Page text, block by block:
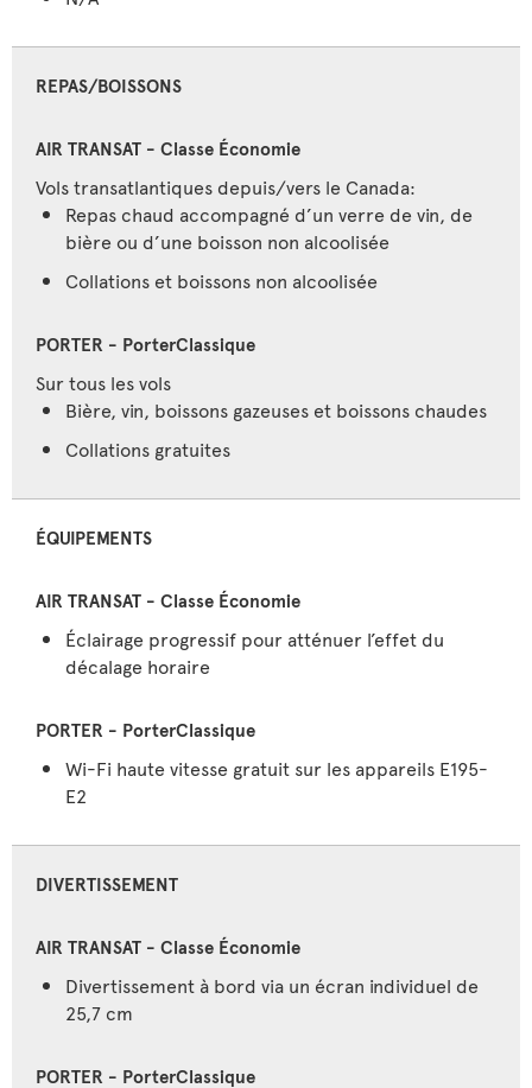
REPAS/BOISSONS
Vols transatlantiques depuis/vers le Canada:
Repas chaud accompagné d’un verre de vin, de
bière ou d’une boisson non alcoolisée
Collations et boissons non alcoolisée
Sur tous les vols
Bière, vin, boissons gazeuses et boissons chaudes
Collations gratuites
ÉQUIPEMENTS
Éclairage progressif pour atténuer l’effet du
décalage horaire
Wi-Fi haute vitesse gratuit sur les appareils E195-
E2
DIVERTISSEMENT
Divertissement à bord via un écran individuel de
25,7 cm